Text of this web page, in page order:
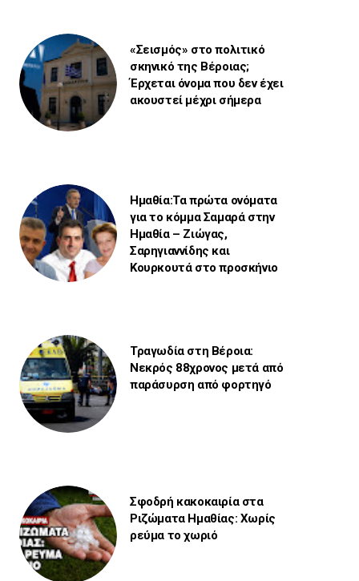
«Σεισμός» στο πολιτικό
σκηνικό της Βέροιας;
Έρχεται όνομα που δεν έχει
ακουστεί μέχρι σήμερα
Ημαθία:Τα πρώτα ονόματα
για το κόμμα Σαμαρά στην
Ημαθία – Ζιώγας,
Σαρηγιαννίδης και
Κουρκουτά στο προσκήνιο
Τραγωδία στη Βέροια:
Νεκρός 88χρονος μετά από
παράσυρση από φορτηγό
Σφοδρή κακοκαιρία στα
Ριζώματα Ημαθίας: Χωρίς
ρεύμα το χωριό